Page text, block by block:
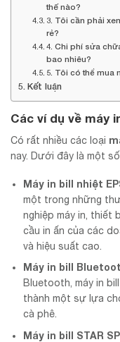
thế nào?
3. Tôi cần phải
rẻ?
4. Chi phí sửa
bao nhiêu?
5. Tôi có thể mua
Kết luận
Các ví dụ về máy
Có rất nhiều các loại
nay. Dưới đây là một
Máy in bill nhiệt
một trong những
nghiệp máy in, thiết
cầu in ấn của các
và hiệu suất cao.
Máy in bill
Bluetooth, máy in
thành một sự lựa
cà phê.
Máy in bill STAR